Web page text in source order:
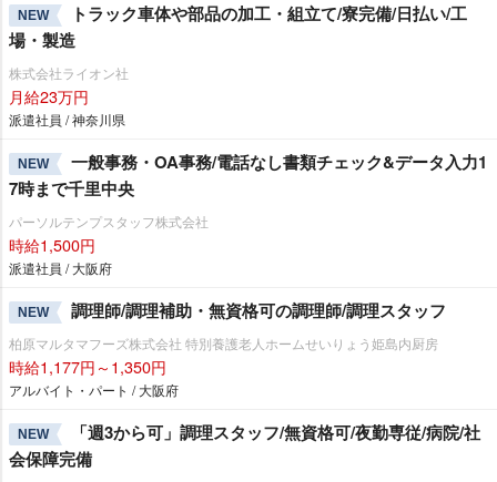
NEW
トラック車体や部品の加工・組立て/寮完備/日払い/工
場・製造
株式会社ライオン社
月給23万円
派遣社員 / 神奈川県
NEW
一般事務・OA事務/電話なし書類チェック&データ入力1
7時まで千里中央
パーソルテンプスタッフ株式会社
時給1,500円
派遣社員 / 大阪府
NEW 調理師/調理補助・無資格可の調理師/調理スタッフ
柏原マルタマフーズ株式会社 特別養護老人ホームせいりょう姫島内厨房
時給1,177円～1,350円
アルバイト・パート / 大阪府
NEW
「週3から可」調理スタッフ/無資格可/夜勤専従/病院/社
会保障完備